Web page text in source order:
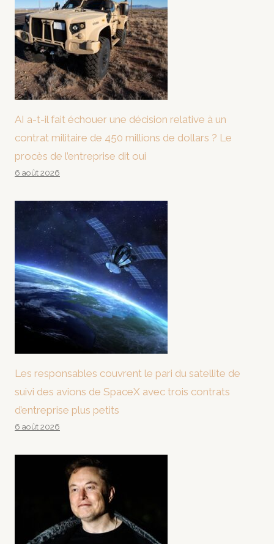
AI a-t-il fait échouer une décision relative à un
contrat militaire de 450 millions de dollars ? Le
procès de l’entreprise dit oui
6 août 2026
Les responsables couvrent le pari du satellite de
suivi des avions de SpaceX avec trois contrats
d’entreprise plus petits
6 août 2026